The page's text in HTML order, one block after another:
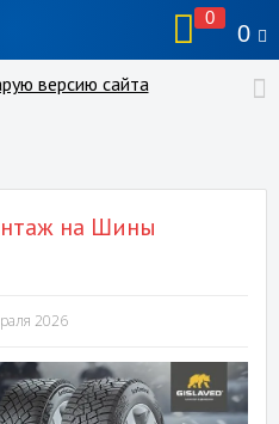
0
0
версию сайта
на Шины
2026